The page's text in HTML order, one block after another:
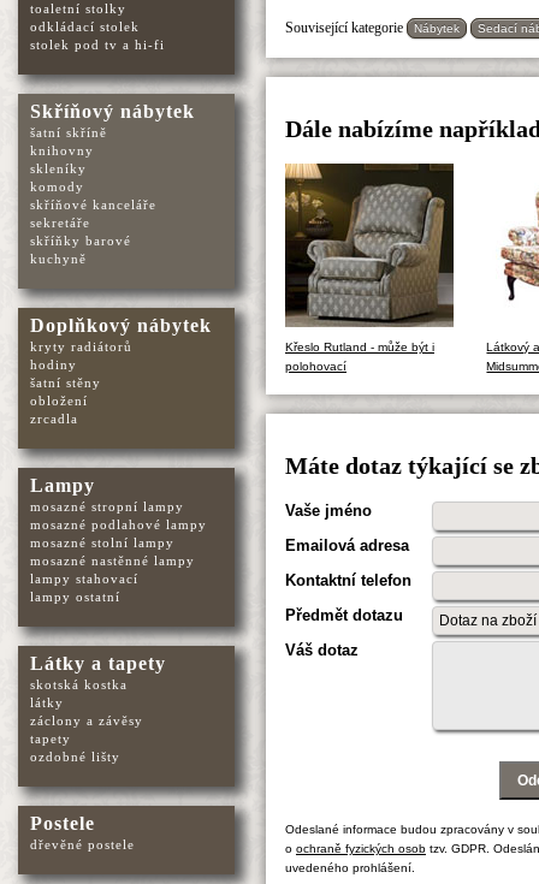
Související kategorie Nábytek Sedací
Dále nabízíme
Křeslo Rutland - může být i
polohovací
Látkový
Máte dotaz týkající se
Vaše jméno
Emailová adresa
Kontaktní telefon
Předmět dotazu
Váš dotaz
Odeslané informace budou zpracovány v
o ochraně fyzických osobtzv. GDPR.
uvedeného prohlášení.
toaletní stolky
odkládací stolek
stolek pod tv a hi-fi
Skříňový nábytek
šatní skříně
knihovny
skleníky
komody
skříňové kanceláře
sekretáře
skříňky barové
kuchyně
Doplňkový nábytek
kryty radiátorů
hodiny
šatní stěny
obložení
zrcadla
Lampy
mosazné stropní lampy
mosazné podlahové lampy
mosazné stolní lampy
mosazné nastěnné lampy
lampy stahovací
lampy ostatní
Látky a tapety
skotská kostka
látky
záclony a závěsy
tapety
ozdobné lišty
Postele
dřevěné postele